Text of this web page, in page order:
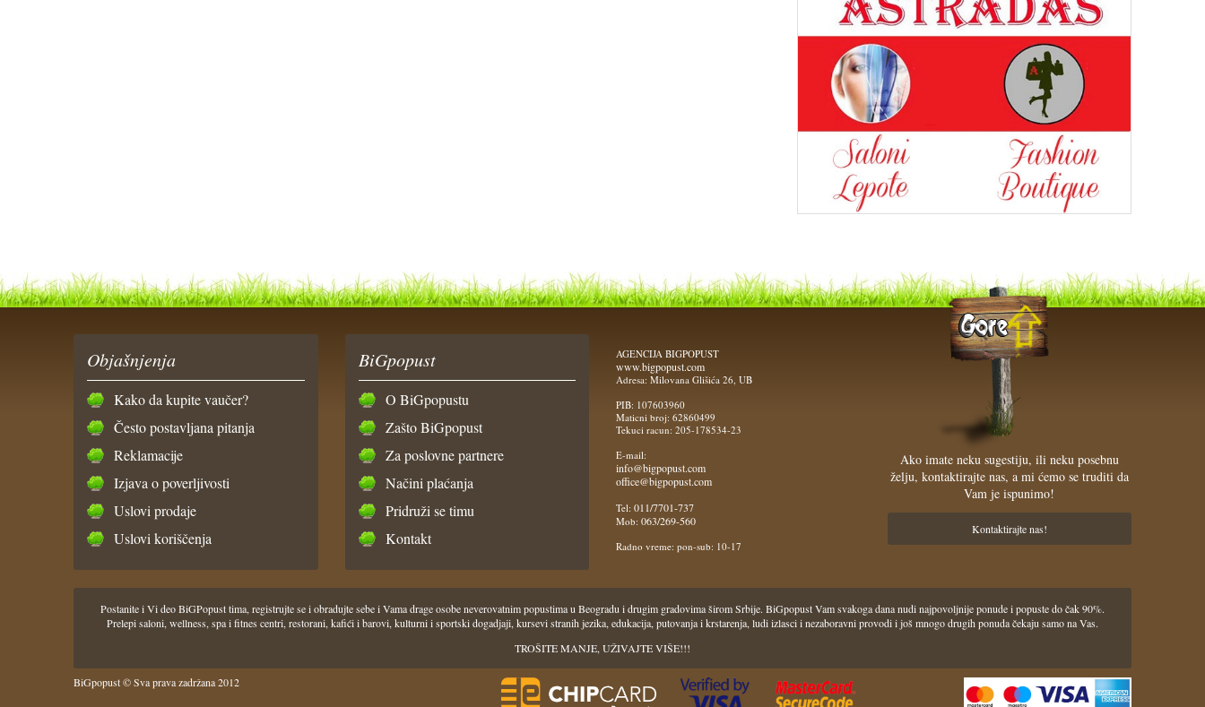
Objašnjenja
Kako da kupite vaučer?
Često postavljana pitanja
Reklamacije
Izjava o poverljivosti
Uslovi prodaje
Uslovi koriščenja
BiGpopust
O BiGpopustu
Zašto BiGpopust
Za poslovne partnere
Načini plaćanja
Pridruži se timu
Kontakt
AGENCIJA BIGPOPUST
www.bigpopust.com
Adresa: Milovana Glišića 26, UB
PIB: 107603960
Maticni broj: 62860499
Tekuci racun: 205-178534-23
E-mail:
info@bigpopust.com
office@bigpopust.com
Tel: 011/7701-737
Mob: 063/269-560
Radno vreme: pon-sub: 10-17
Ako imate neku sugestiju, ili neku posebnu
želju, kontaktirajte nas, a mi ćemo se truditi da
Vam je ispunimo!
Kontaktirajte nas!
Postanite i Vi deo BiGPopust tima, registrujte se i obradujte sebe i Vama drage osobe neverovatnim popustima u Beogradu i drugim gradovima širom Srbije. BiGpopust Vam svakoga dana nudi najpovoljnije ponude i popuste do čak 90%.
Prelepi saloni, wellness, spa i fitnes centri, restorani, kafići i barovi, kulturni i sportski dogadjaji, kursevi stranih jezika, edukacija, putovanja i krstarenja, ludi izlasci i nezaboravni provodi i još mnogo drugih ponuda čekaju samo na Vas.
TROŠITE MANJE, UŽIVAJTE VIŠE!!!
BiGpopust © Sva prava zadržana 2012